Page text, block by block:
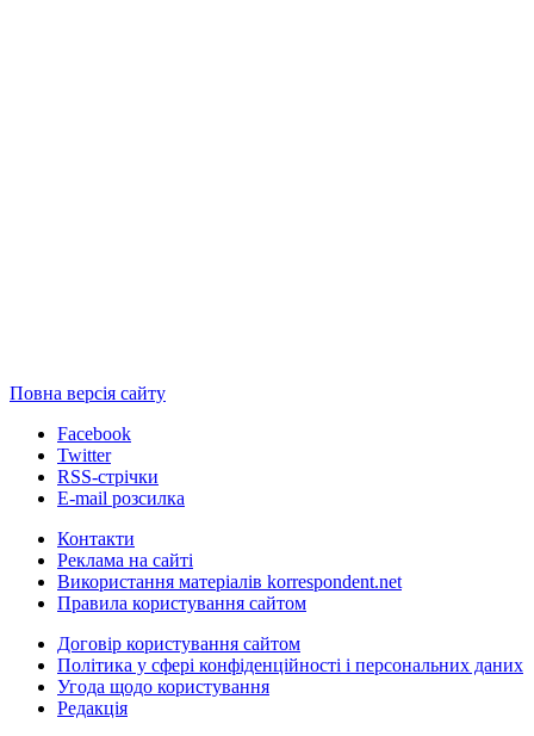
Повна версія сайту
Facebook
Twitter
RSS-стрічки
E-mail розсилка
Контакти
Реклама на сайті
Використання матеріалів korrespondent.net
Правила користування сайтом
Договір користування сайтом
Політика у сфері конфіденційності і персональних даних
Угода щодо користування
Редакція